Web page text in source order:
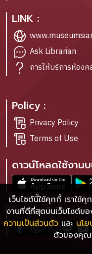
เว็บไซต์นี้ใช้คุกกี้ เราใช้
งานที่ดีที่สุดบนเว็บไซต์ขอ
ความเป็นส่วนตัว และ นโ
ตัวของคุณ
LINK :
Ask Librarian
การให้บริการห้อง
Policy :
Privacy Policy
Terms of Use
ดาวน์โหลดใช้งาน
โซเชียลมีเดีย :